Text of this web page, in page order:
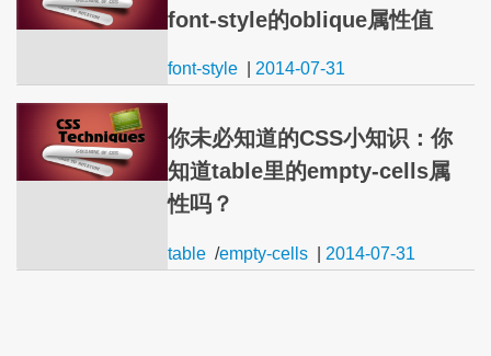
font-style的oblique属性值
font-style 2014-07-31
你未必知道的CSS小知识：你
知道table里的empty-cells属
性吗？
table /empty-cells 2014-07-31